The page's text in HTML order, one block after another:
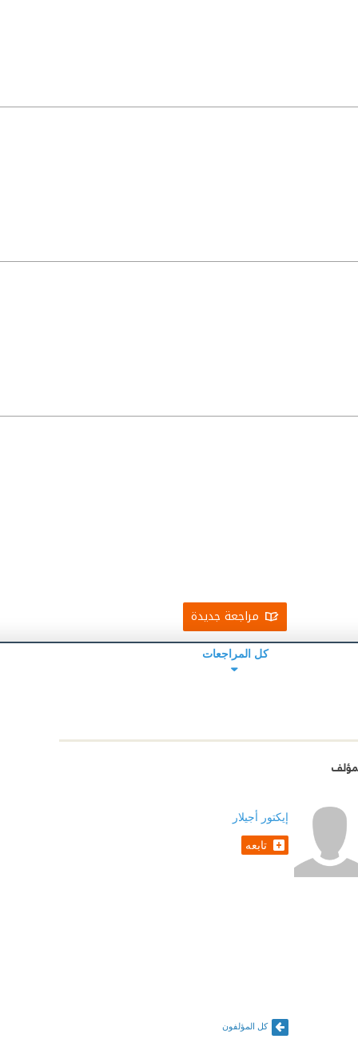
وفي كل مرة اختلفت الحكاية، ظلت ألمًا وكابوسًا له كما لو كان
إلى ليليانا التي فقدها منذ أربعة سنوات ولم يعد يعلم عنها شيئًا..
عندما حكم العسكر، خسرنا الحرب، وعندما حكم المحامون، كُسرت
مراجعة جديدة
كل المراجعات
إيكتور أجيلار
تابعه
كل المؤلفون